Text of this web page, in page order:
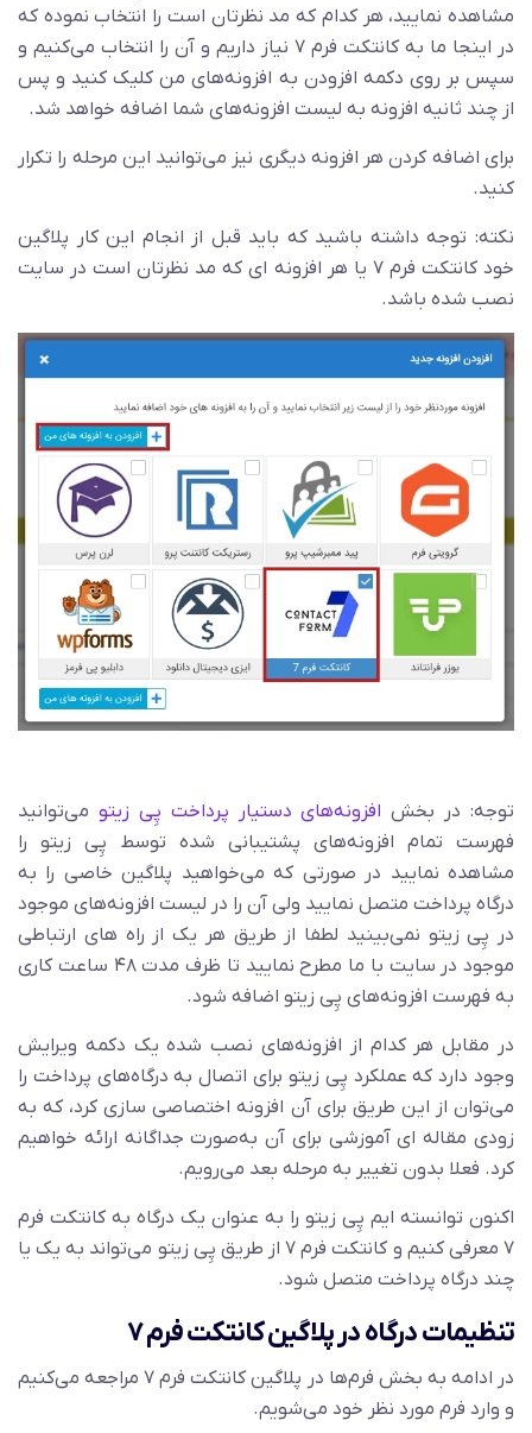
مشاهده نمایید، هر کدام که مد نظرتان است را انتخاب نموده که
در اینجا ما به کانتکت فرم ۷ نیاز داریم و آن را انتخاب می‌کنیم و
سپس بر روی دکمه افزودن به افزونه‌های من کلیک کنید و پس
از چند ثانیه افزونه به لیست افزونه‌های شما اضافه خواهد شد.
برای اضافه کردن هر افزونه دیگری نیز می‌توانید این مرحله را تکرار
کنید.
نکته: توجه داشته باشید که باید قبل از انجام این کار پلاگین
خود کانتکت فرم ۷ یا هر افزونه ای که مد نظرتان است در سایت
نصب شده باشد.
توجه: در بخش افزونه‌های دستیار پرداخت پِی زیتو می‌توانید
فهرست تمام افزونه‌های پشتیبانی شده توسط پِی زیتو را
مشاهده نمایید در صورتی که می‌خواهید پلاگین خاصی را به
درگاه پرداخت متصل نمایید ولی آن را در لیست افزونه‌های موجود
در پِی زیتو نمی‌بینید لطفا از طریق هر یک از راه های ارتباطی
موجود در سایت با ما مطرح نمایید تا ظرف مدت ۴۸ ساعت کاری
به فهرست افزونه‌های پِی زیتو اضافه شود.
در مقابل هر کدام از افزونه‌های نصب شده یک دکمه ویرایش
وجود دارد که عملکرد پِی زیتو برای اتصال به درگاه‌های پرداخت را
می‌توان از این طریق برای آن افزونه اختصاصی سازی کرد، که به
زودی مقاله ای آموزشی برای آن به‌صورت جداگانه ارائه خواهیم
کرد. فعلا بدون تغییر به مرحله بعد می‌رویم.
اکنون توانسته ایم پِی زیتو را به عنوان یک درگاه به کانتکت فرم
۷ معرفی کنیم و کانتکت فرم ۷ از طریق پِی زیتو می‌تواند به یک یا
چند درگاه پرداخت متصل شود.
تنظیمات درگاه در پلاگین کانتکت فرم ۷
در ادامه به بخش فرم‌ها در پلاگین کانتکت فرم ۷ مراجعه می‌کنیم
و وارد فرم مورد نظر خود می‌شویم.